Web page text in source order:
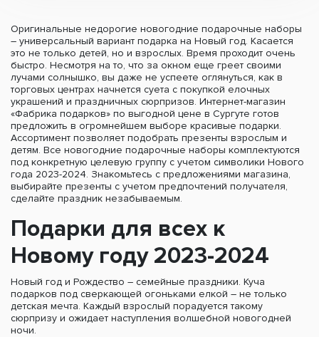
Оригинальные недорогие новогодние подарочные наборы
– универсальный вариант подарка на Новый год. Касается
это не только детей, но и взрослых. Время проходит очень
быстро. Несмотря на то, что за окном еще греет своими
лучами солнышко, вы даже не успеете оглянуться, как в
торговых центрах начнется суета с покупкой елочных
украшений и праздничных сюрпризов. Интернет-магазин
«Фабрика подарков» по выгодной цене в Сургуте готов
предложить в огромнейшем выборе красивые подарки.
Ассортимент позволяет подобрать презенты взрослым и
детям. Все новогодние подарочные наборы комплектуются
под конкретную целевую группу с учетом символики Нового
года 2023-2024. Знакомьтесь с предложениями магазина,
выбирайте презенты с учетом предпочтений получателя,
сделайте праздник незабываемым.
Подарки для всех к
Новому году 2023-2024
Новый год и Рождество – семейные праздники. Куча
подарков под сверкающей огоньками елкой – не только
детская мечта. Каждый взрослый порадуется такому
сюрпризу и ожидает наступления волшебной новогодней
ночи.